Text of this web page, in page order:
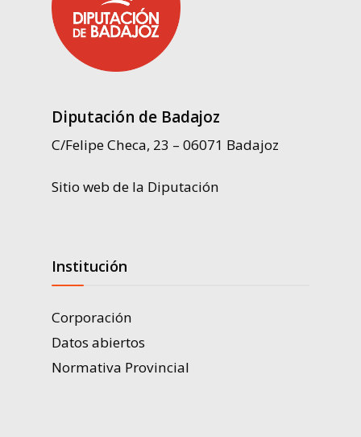
Diputación de Badajoz
C/Felipe Checa, 23 – 06071 Badajoz
Sitio web de la Diputación
Institución
Corporación
Datos abiertos
Normativa Provincial